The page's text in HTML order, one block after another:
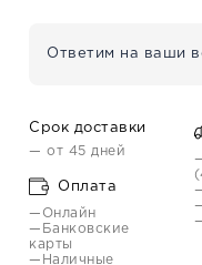
Ответим на ваши
Срок доставки
— от 45 дней
Оплата
—Онлайн
—Банковские
карты
—Наличные